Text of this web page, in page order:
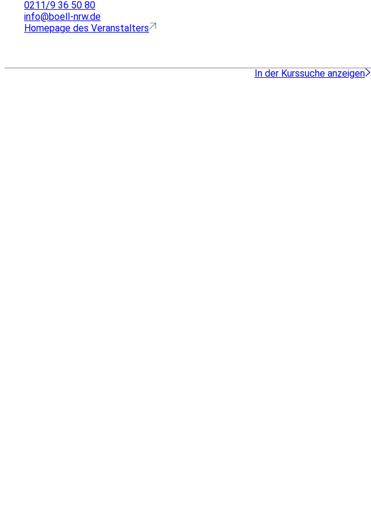
0211/9 36 50 80
info@boell-nrw.de
Homepage des Veranstalters
In der Kurssuche anzeigen